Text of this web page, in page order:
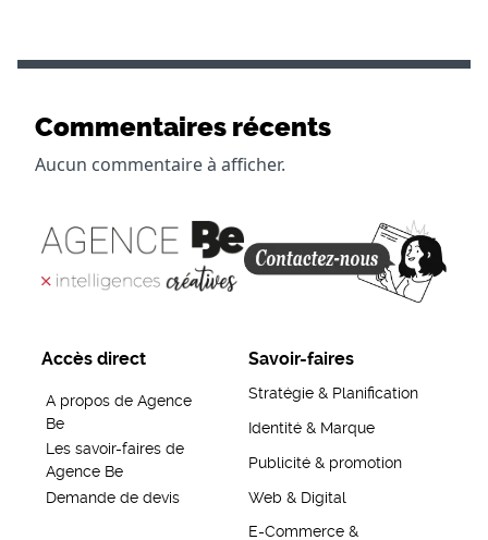
Commentaires récents
Aucun commentaire à afficher.
Accès direct
A propos de Agence
Be
Les savoir-faires de
Agence Be
Demande de devis
Savoir-faires
Stratégie & Planification
Identité & Marque
Publicité & promotion
Web & Digital
E-Commerce &